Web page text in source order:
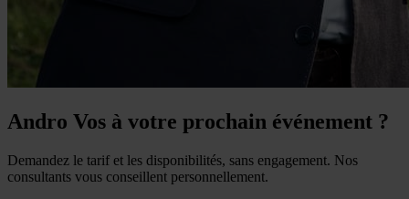
Andro Vos à votre prochain événement ?
Demandez le tarif et les disponibilités, sans engagement. Nos
consultants vous conseillent personnellement.